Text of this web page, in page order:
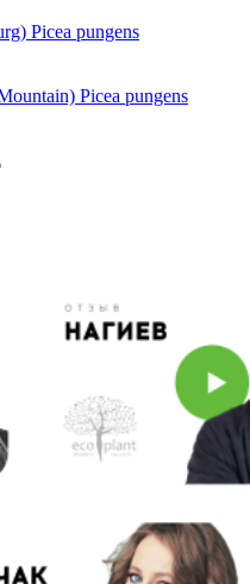
Picea pungens
Picea pungens